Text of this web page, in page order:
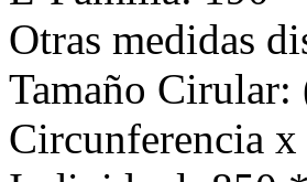
Otras medidas
Tamaño Cirular:
Circunferencia